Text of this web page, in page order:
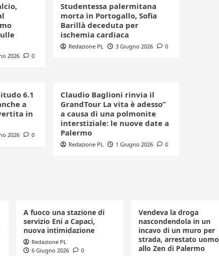
2026 0
Studentessa palermitana
morta in Portogallo, Sofia
Barillà deceduta per
ischemia cardiaca
Redazione PL 3 Giugno 2026 0
6.1
a
in
2026 0
Claudio Baglioni rinvia il
GrandTour La vita è adesso”
a causa di una polmonite
interstiziale: le nuove date a
Palermo
Redazione PL 1 Giugno 2026 0
A fuoco una stazione di
servizio Eni a Capaci,
nuova intimidazione
Redazione PL
6 Giugno 2026
0
Vendeva la droga
nascondendola in un
incavo di un muro per
strada, arrestato uomo
allo Zen di Palermo